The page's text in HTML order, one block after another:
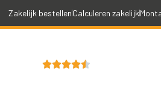
Zakelijk bestellenCalculeren zakelijk
